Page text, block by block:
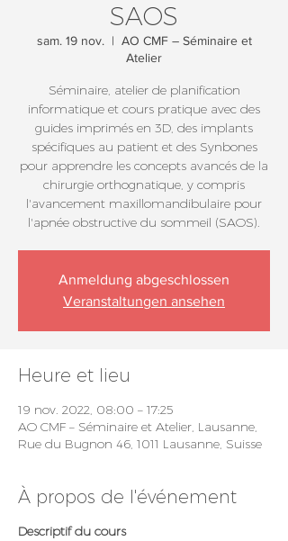
SAOS
sam. 19 nov.
  |
AO CMF – Séminaire et
Atelier
Séminaire, atelier de planification
informatique et cours pratique avec des
guides imprimés en 3D, des implants
spécifiques au patient et des Synbones
pour apprendre les concepts avancés de la
chirurgie orthognatique, y compris
l'avancement maxillomandibulaire pour
l'apnée obstructive du sommeil (SAOS).
Anmeldung abgeschlossen
Veranstaltungen ansehen
Heure et lieu
19 nov. 2022, 08:00 – 17:25
AO CMF – Séminaire et Atelier, Lausanne,
Rue du Bugnon 46, 1011 Lausanne, Suisse
À propos de l'événement
Descriptif du cours